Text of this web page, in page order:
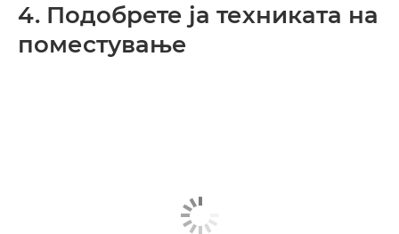
4. Подобрете ја техниката на
поместување